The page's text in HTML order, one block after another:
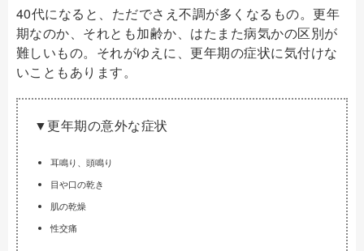
40代になると、ただでさえ不調が多くなるもの。更年
期なのか、それとも加齢か、はたまた病気かの区別が
難しいもの。それがゆえに、更年期の症状に気付けな
いこともあります。
▼更年期の意外な症状
耳鳴り、頭鳴り
目や口の乾き
肌の乾燥
性交痛